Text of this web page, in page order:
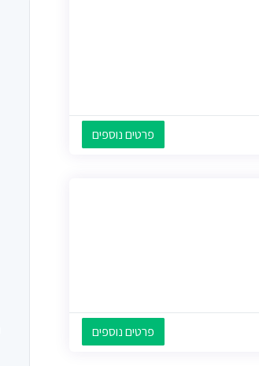
פרטים נוספים
פרטים נוספים